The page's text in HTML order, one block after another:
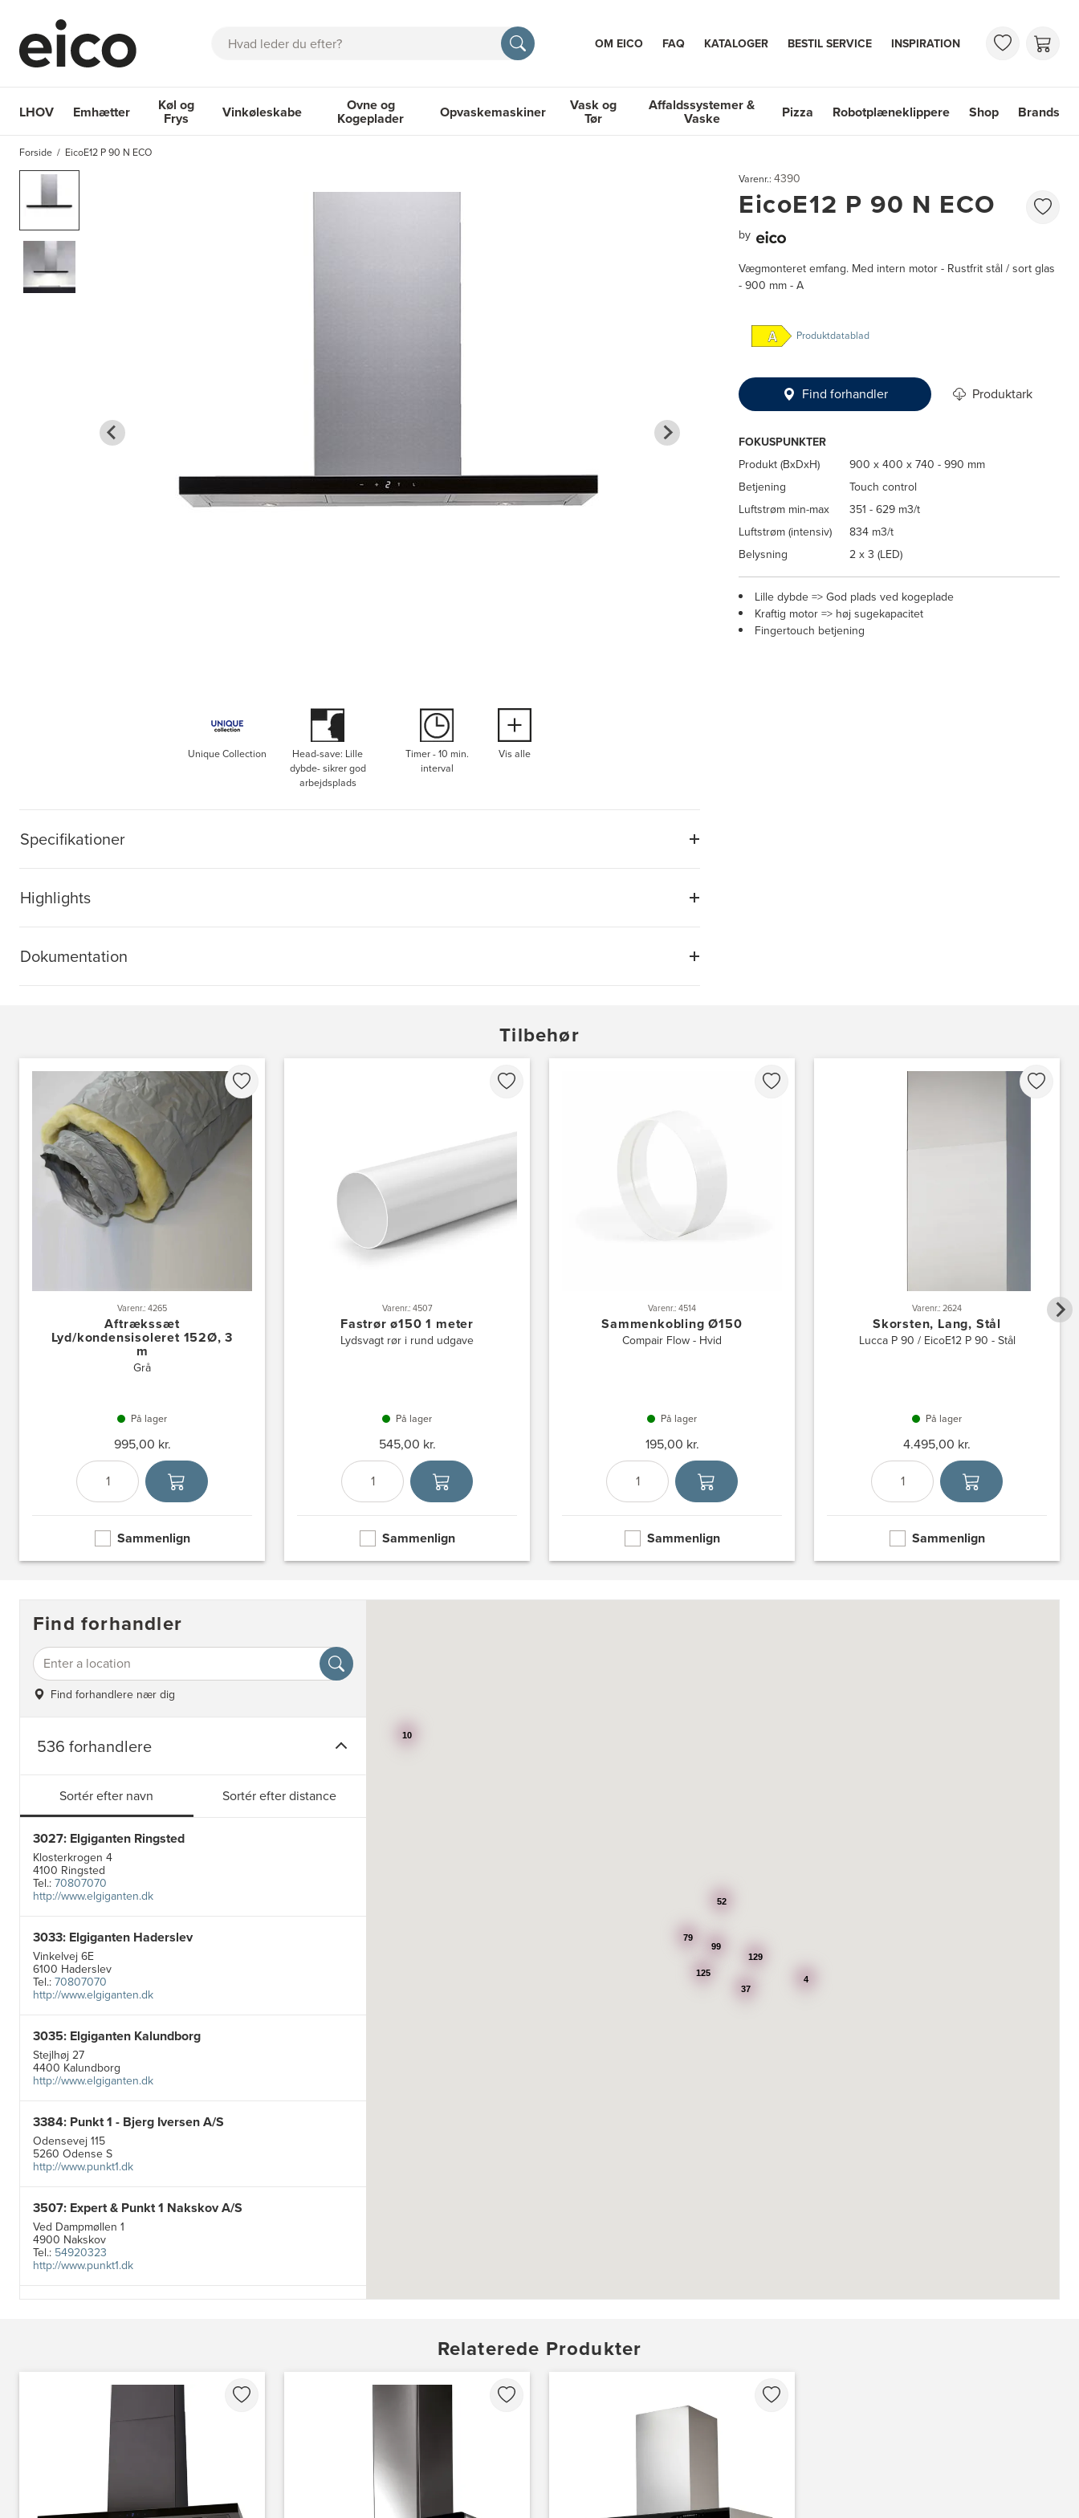
Søg OM EICO FAQ KATALOGER BESTIL SERVICE INSPIRATION
LHOV Emhætter
Emhætter
Køl og
Frys
Køl og Frys
Vinkøleskabe Ovne og
Kogeplader Opvaskemaskiner Vask og
Tør
Affaldssystemer &
Vaske Pizza Robotplæneklippere Shop Brands
Forside EicoE12 P 90 N ECO
Unique Collection
Head-save: Lille
dybde- sikrer god
arbejdsplads
Timer - 10 min.
interval
Vis alle
Specifikationer
Highlights
Dokumentation
Varenr.: 4390
EicoE12 P 90 N ECO
by
Vægmonteret emfang. Med intern motor - Rustfrit stål / sort glas
- 900 mm - A
Produktdatablad
Find forhandler Produktark
FOKUSPUNKTER
Produkt (BxDxH)
900 x 400 x 740 - 990 mm
Betjening
Touch control
Luftstrøm min-max
351 - 629 m3/t
Luftstrøm (intensiv)
834 m3/t
Belysning
2 x 3 (LED)
Lille dybde => God plads ved kogeplade
Kraftig motor => høj sugekapacitet
Fingertouch betjening
Tilbehør
Varenr.: 4265
Aftrækssæt
Lyd/kondensisoleret 152Ø, 3
m
Grå
På lager
995,00 kr.
Antal
Vælg enhed
Sammenlign
Varenr.: 4507
Fastrør ø150 1 meter
Lydsvagt rør i rund udgave
På lager
545,00 kr.
Antal
Vælg enhed
Sammenlign
Varenr.: 4514
Sammenkobling Ø150
Compair Flow - Hvid
På lager
195,00 kr.
Antal
Vælg enhed
Sammenlign
Varenr.: 2624
Skorsten, Lang, Stål
Lucca P 90 / EicoE12 P 90 - Stål
På lager
4.495,00 kr.
Antal
Vælg enhed
Sammenlign
Find forhandler
Find forhandlere nær dig
536 forhandlere
Sortér efter navn Sortér efter distance
3027: Elgiganten Ringsted
Klosterkrogen 4
4100 Ringsted
Tel.:70807070
http://www.elgiganten.dk
3033: Elgiganten Haderslev
Vinkelvej 6E
6100 Haderslev
Tel.:70807070
http://www.elgiganten.dk
3035: Elgiganten Kalundborg
Stejlhøj 27
4400 Kalundborg
http://www.elgiganten.dk
3384: Punkt 1 - Bjerg Iversen A/S
Odensevej 115
5260 Odense S
http://www.punkt1.dk
3507: Expert & Punkt 1 Nakskov A/S
Ved Dampmøllen 1
4900 Nakskov
Tel.: 54920323
http://www.punkt1.dk
3830: Power Ishøj
Industridalen 11
https://www.power.dk/butik/power-ishoj/s-3830/
3831: Power Rødovre
Rødovre Centrum 90
2610 Rødovre
99
125
37
79
129
52
10
4
Relaterede Produkter